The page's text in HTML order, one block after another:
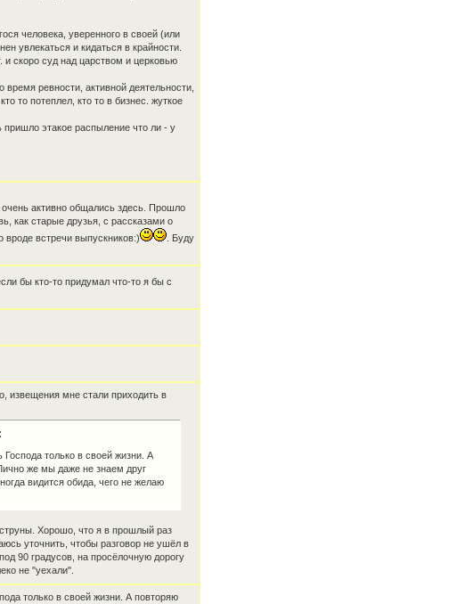
человека, уверенного в своей (или
увлекаться и кидаться в крайности.
скоро суд над царством и церковью
ревности, активной деятельности,
то потеплел, кто то в бизнес. жуткое
пришло этакое распыление что ли - у
активно общались здесь. Прошло
как старые друзья, с рассказами о
встречи выпускников:)
. Буду
бы кто-то придумал что-то я бы с
извещения мне стали приходить в
только в своей жизни. А
же мы даже не знаем друг
видится обида, чего не желаю
Хорошо, что я в прошлый раз
уточнить, чтобы разговор не ушёл в
90 градусов, на просёлочную дорогу
не "уехали".
только в своей жизни. А повторяю